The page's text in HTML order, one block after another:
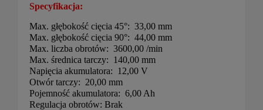
Specyfikacja:
Max. głębokość cięcia 45°: 33,00 mm
Max. głębokość cięcia 90°: 44,00 mm
Max. liczba obrotów: 3600,00 /min
Max. średnica tarczy: 140,00 mm
Napięcia akumulatora: 12,00 V
Otwór tarczy: 20,00 mm
Pojemność akumulatora: 6,00 Ah
Regulacja obrotów: Brak